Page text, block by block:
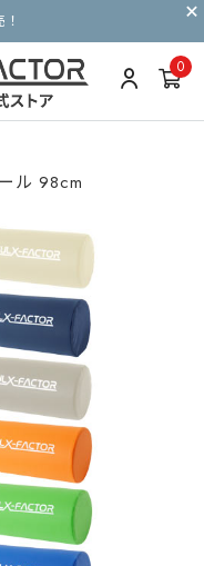
0
ル 98cm